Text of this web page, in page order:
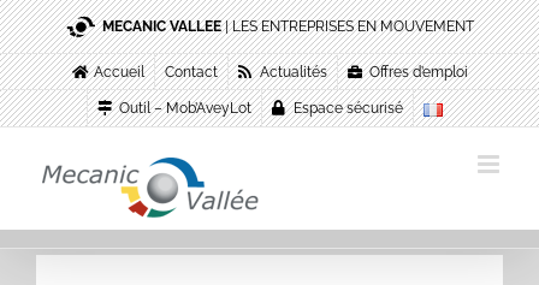
Passer
au
contenu
MECANIC VALLEE| LES ENTREPRISES EN MOUVEMENT
Accueil Contact Actualités Offres d’emploi
Outil – Mob’AveyLot Espace sécurisé